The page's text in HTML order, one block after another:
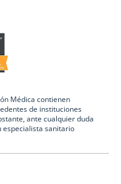
Médica contienen
de instituciones
ante cualquier duda
especialista sanitario